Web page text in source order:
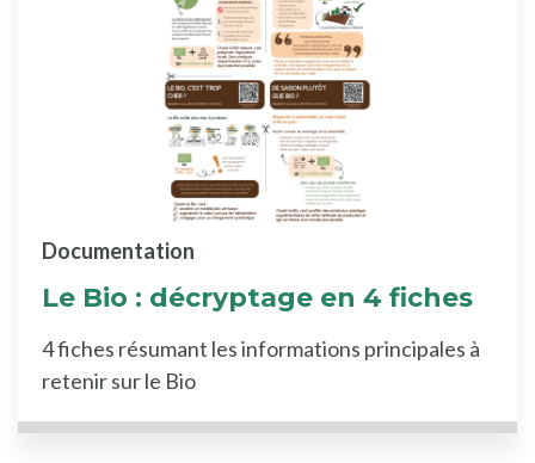
Le Bio : décryptage en 4 fiches
Documentation
4 fiches résumant les informations principales à
retenir sur le Bio